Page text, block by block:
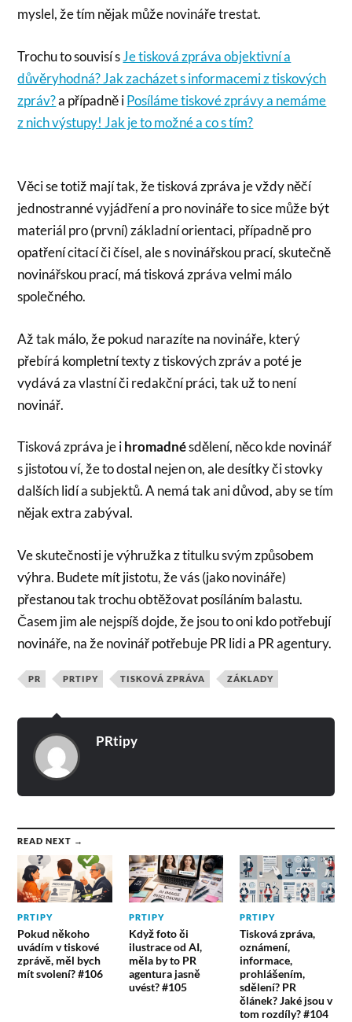
myslel, že tím nějak může novináře trestat.
Trochu to souvisí sJe tisková zpráva objektivní a
důvěryhodná? Jak zacházet s informacemi z tiskových
zpráv?a případně iPosíláme tiskové zprávy a nemáme
z nich výstupy! Jak je to možné a co s tím?
Věci se totiž mají tak, že tisková zpráva je vždy něčí
jednostranné vyjádření a pro novináře to sice může být
materiál pro (první) základní orientaci, případně pro
opatření citací či čísel, ale s novinářskou prací, skutečně
novinářskou prací, má tisková zpráva velmi málo
společného.
Až tak málo, že pokud narazíte na novináře, který
přebírá kompletní texty z tiskových zpráv a poté je
vydává za vlastní či redakční práci, tak už to není
novinář.
Tisková zpráva je ihromadnésdělení, něco kde novinář
s jistotou ví, že to dostal nejen on, ale desítky či stovky
dalších lidí a subjektů. A nemá tak ani důvod, aby se tím
nějak extra zabýval.
Ve skutečnosti je výhružka z titulku svým způsobem
výhra. Budete mít jistotu, že vás (jako novináře)
přestanou tak trochu obtěžovat posíláním balastu.
Časem jim ale nejspíš dojde, že jsou to oni kdo potřebují
novináře, na že novinář potřebuje PR lidi a PR agentury.
PR PRTIPY TISKOVÁ ZPRÁVA ZÁKLADY
PRtipy
READ NEXT →
PRTIPY
Pokud někoho
uvádím v tiskové
zprávě, měl bych
mít svolení? #106
PRTIPY
Když foto či
ilustrace od AI,
měla by to PR
agentura jasně
uvést? #105
PRTIPY
Tisková zpráva,
oznámení,
informace,
prohlášením,
sdělení? PR
článek? Jaké jsou v
tom rozdíly? #104